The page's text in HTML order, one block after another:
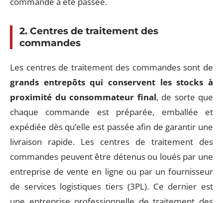
2. Centres de traitement des
commandes
Les centres de traitement des commandes sont de
grands entrepôts qui conservent les stocks à
proximité du consommateur final, de sorte que
chaque commande est préparée, emballée et
expédiée dès qu’elle est passée afin de garantir une
livraison rapide. Les centres de traitement des
commandes peuvent être détenus ou loués par une
entreprise de vente en ligne ou par un fournisseur
de services logistiques tiers (3PL). Ce dernier est